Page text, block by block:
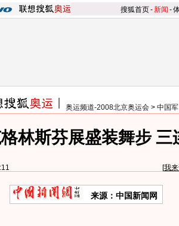
搜狐首页-新闻 -
奥运频道-2008北京奥运会 > 中国
林斯芬展盛装舞步 三
[我
来源：中国新闻网